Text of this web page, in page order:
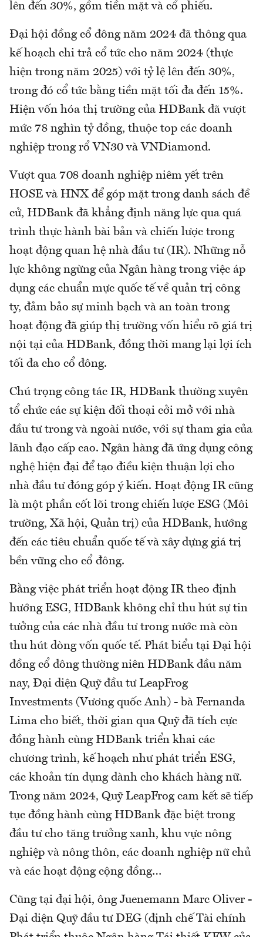
lên đến 30%, gồm tiền mặt và cổ phiếu.
Đại hội đồng cổ đông năm 2024 đã thông qua
kế hoạch chi trả cổ tức cho năm 2024 (thực
hiện trong năm 2025) với tỷ lệ lên đến 30%,
trong đó cổ tức bằng tiền mặt tối đa đến 15%.
Hiện vốn hóa thị trường của HDBank đã vượt
mức 78 nghìn tỷ đồng, thuộc top các doanh
nghiệp trong rổ VN30 và VNDiamond.
Vượt qua 708 doanh nghiệp niêm yết trên
HOSE và HNX để góp mặt trong danh sách đề
cử, HDBank đã khẳng định năng lực qua quá
trình thực hành bài bản và chiến lược trong
hoạt động quan hệ nhà đầu tư (IR). Những nỗ
lực không ngừng của Ngân hàng trong việc áp
dụng các chuẩn mực quốc tế về quản trị công
ty, đảm bảo sự minh bạch và an toàn trong
hoạt động đã giúp thị trường vốn hiểu rõ giá trị
nội tại của HDBank, đồng thời mang lại lợi ích
tối đa cho cổ đông.
Chú trọng công tác IR, HDBank thường xuyên
tổ chức các sự kiện đối thoại cởi mở với nhà
đầu tư trong và ngoài nước, với sự tham gia của
lãnh đạo cấp cao. Ngân hàng đã ứng dụng công
nghệ hiện đại để tạo điều kiện thuận lợi cho
nhà đầu tư đóng góp ý kiến. Hoạt động IR cũng
là một phần cốt lõi trong chiến lược ESG (Môi
trường, Xã hội, Quản trị) của HDBank, hướng
đến các tiêu chuẩn quốc tế và xây dựng giá trị
bền vững cho cổ đông.
Bằng việc phát triển hoạt động IR theo định
hướng ESG, HDBank không chỉ thu hút sự tin
tưởng của các nhà đầu tư trong nước mà còn
thu hút dòng vốn quốc tế. Phát biểu tại Đại hội
đồng cổ đông thường niên HDBank đầu năm
nay, Đại diện Quỹ đầu tư LeapFrog
Investments (Vương quốc Anh) - bà Fernanda
Lima cho biết, thời gian qua Quỹ đã tích cực
đồng hành cùng HDBank triển khai các
chương trình, kế hoạch như phát triển ESG,
các khoản tín dụng dành cho khách hàng nữ.
Trong năm 2024, Quỹ LeapFrog cam kết sẽ tiếp
tục đồng hành cùng HDBank đặc biệt trong
đầu tư cho tăng trưởng xanh, khu vực nông
nghiệp và nông thôn, các doanh nghiệp nữ chủ
và các hoạt động cộng đồng…
Cũng tại đại hội, ông Juenemann Marc Oliver -
Đại diện Quỹ đầu tư DEG (định chế Tài chính